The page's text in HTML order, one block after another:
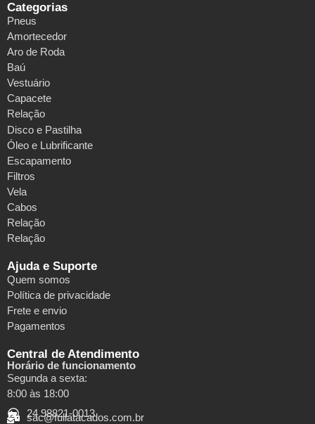
Categorias
Pneus
Amortecedor
Aro de Roda
Baú
Vestuário
Capacete
Relação
Disco e Pastilha
Óleo e Lubrificante
Escapamento
Filtros
Vela
Cabos
Relação
Relação
Ajuda e Suporte
Quem somos
Política de privacidade
Frete e envio
Pagamentos
Central de Atendimento
Horário de funcionamento
Segunda a sexta:
8:00 às 18:00
24 98821-0013
sac@fullatacados.com.br